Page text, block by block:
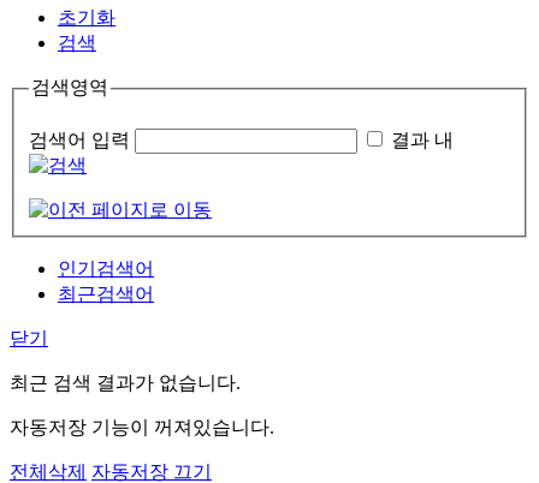
초기화
검색
검색영역
검색어 입력 결과 내
인기검색어
최근검색어
닫기
최근 검색 결과가 없습니다.
자동저장 기능이 꺼져있습니다.
전체삭제 자동저장 끄기